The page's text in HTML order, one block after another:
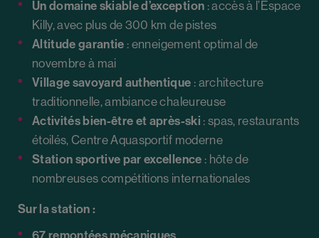
Un domaine skiable d’exception : accès à l’Espace
Killy, avec plus de 300 km de pistes
Altitude garantie : enneigement optimal de
novembre à mai
Village savoyard authentique : architecture
traditionnelle, ambiance chaleureuse
Activités bien-être et après-ski : spas, restaurants
étoilés, Centre Aquasportif moderne
Station sportive par excellence : hôte de
nombreuses compétitions internationales
Sur la station :
67 remontées mécaniques